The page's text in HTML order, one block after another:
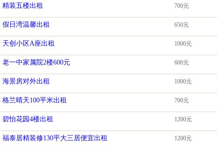
精装五楼出租 700元
假日湾温馨出租 650元
天创小区A座出租 1000元
老一中家属院2楼600元 600元
海景房对外出租 1000元
格兰晴天100平米出租 700元
碧怡花园4楼出租 1200元
福泰居精装修130平大三居便宜出租 1200元